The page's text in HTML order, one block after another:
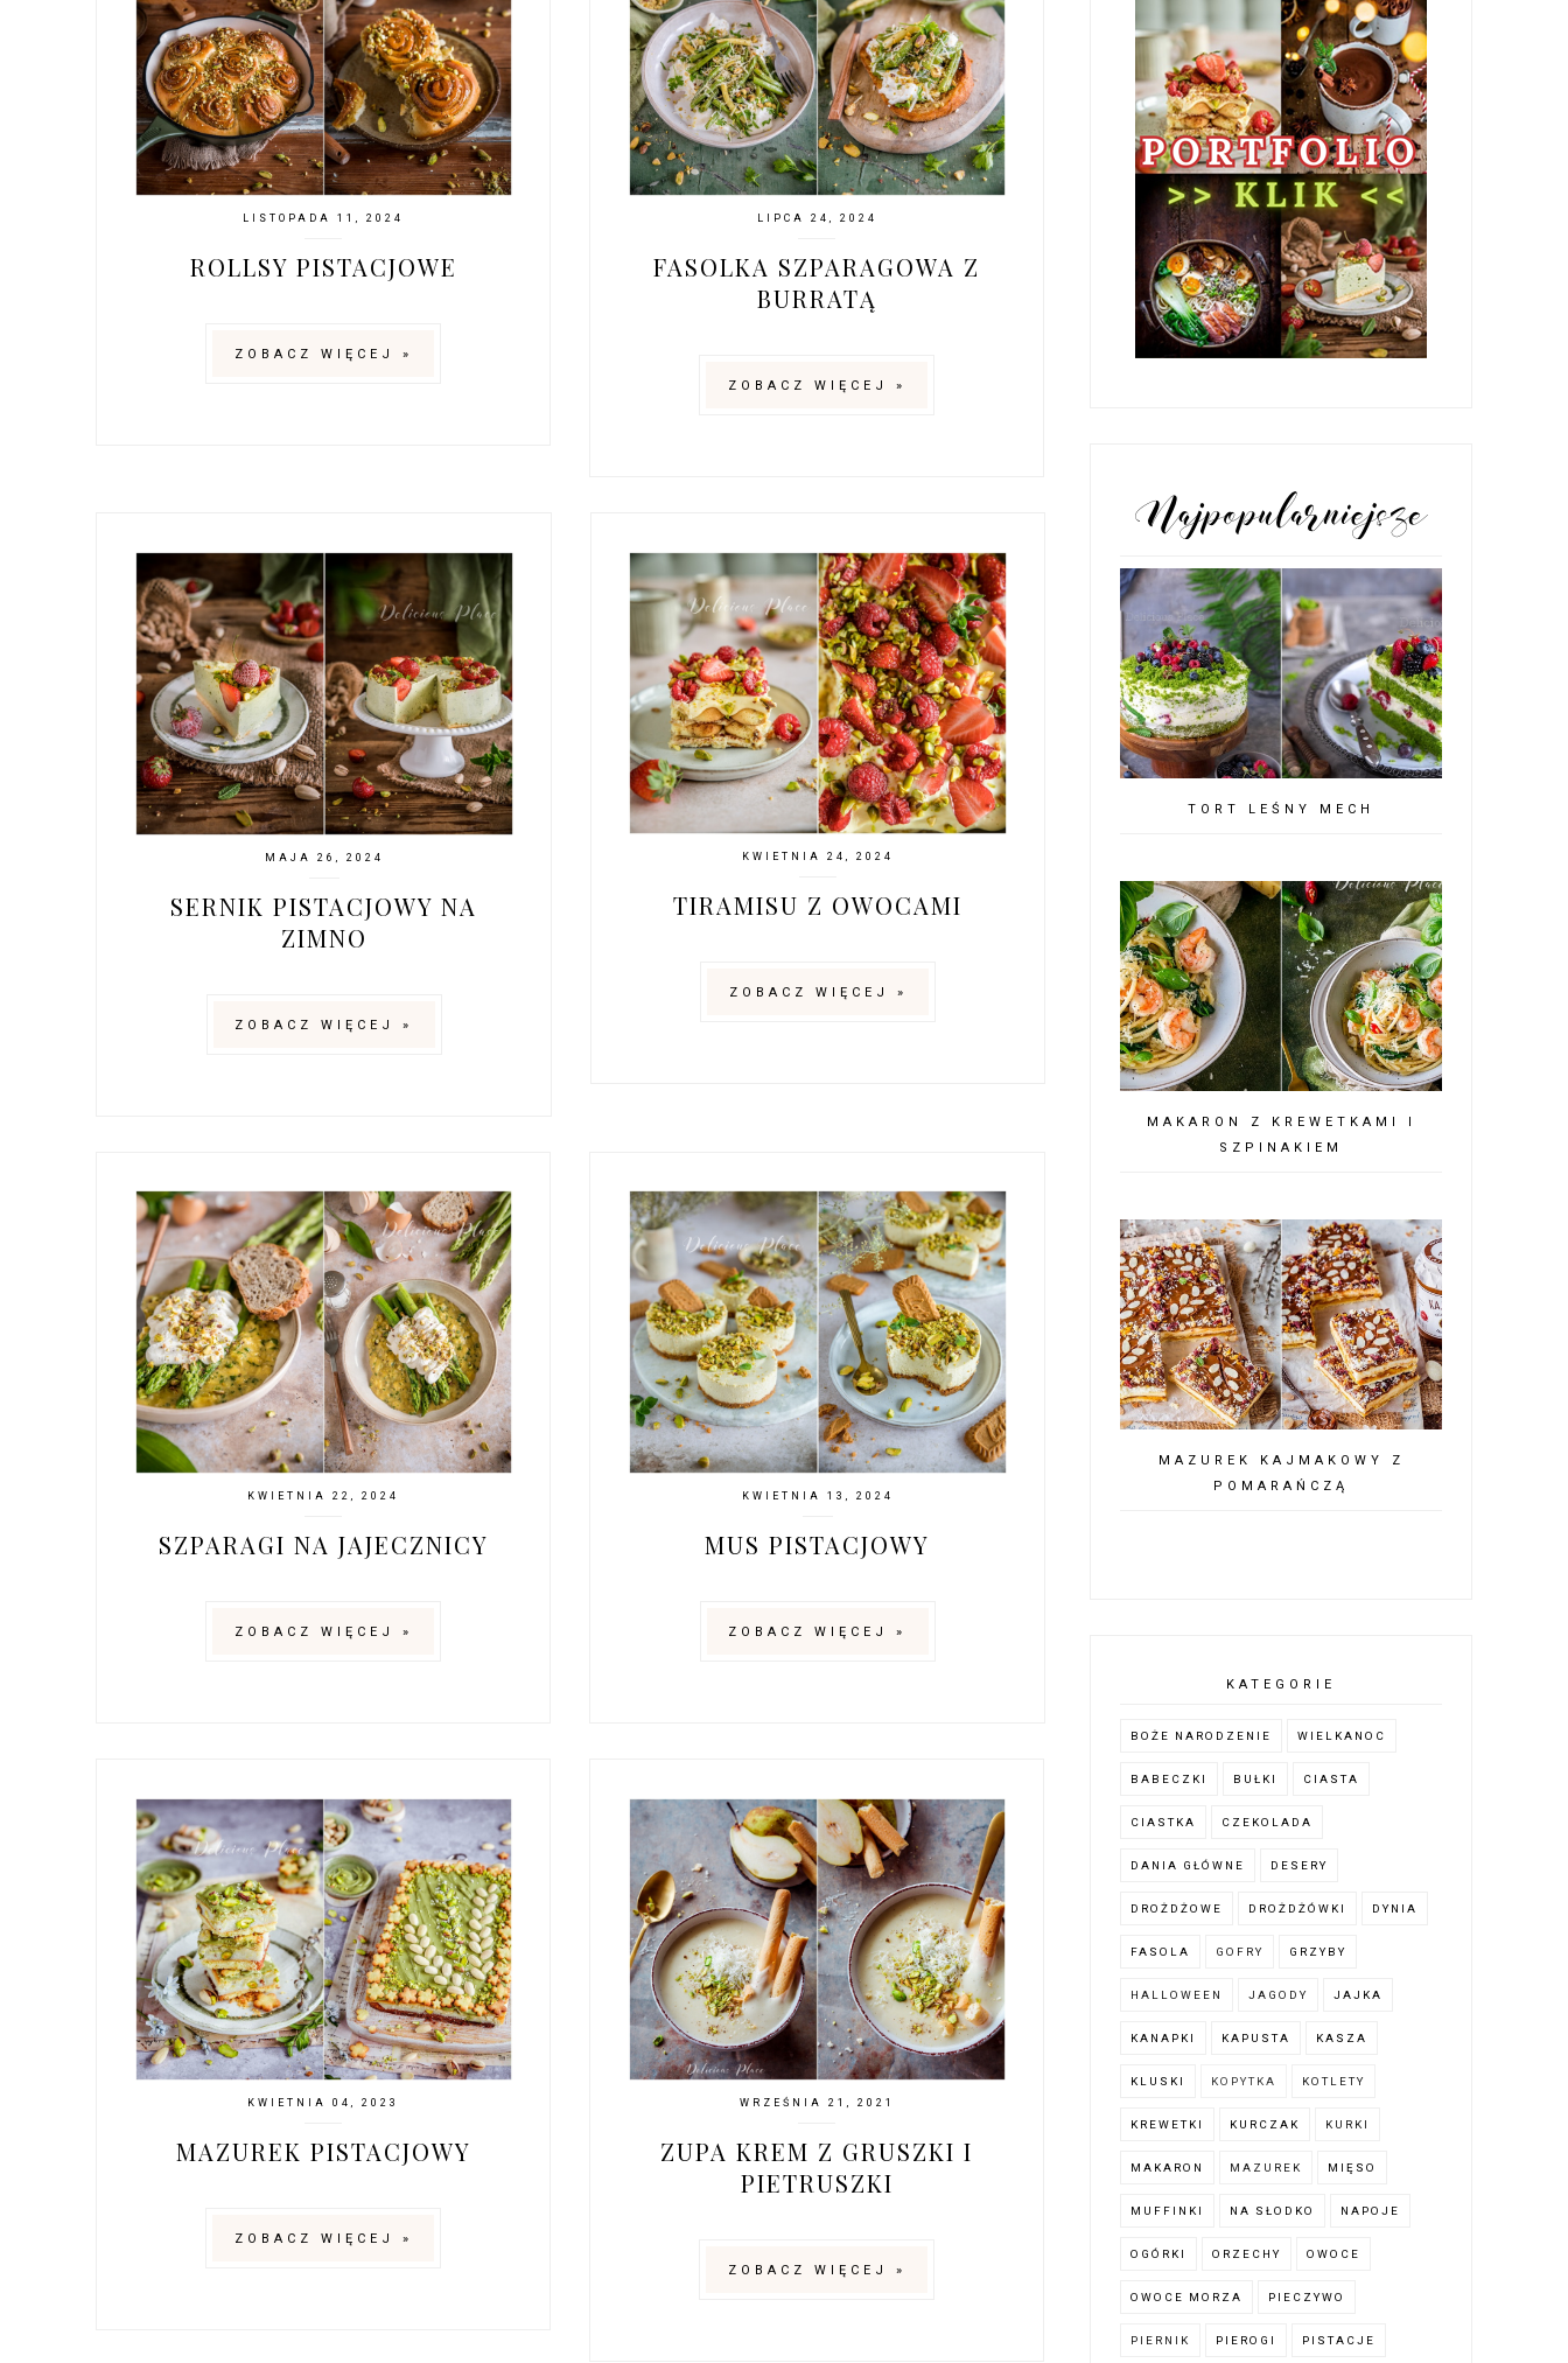
LISTOPADA 11, 2024
ROLLSY PISTACJOWE
ZOBACZ WIĘCEJ »
LIPCA 24, 2024
FASOLKA SZPARAGOWA Z
BURRATĄ
ZOBACZ WIĘCEJ »
MAJA 26, 2024
SERNIK PISTACJOWY NA
ZIMNO
ZOBACZ WIĘCEJ »
KWIETNIA 24, 2024
TIRAMISU Z OWOCAMI
ZOBACZ WIĘCEJ »
KWIETNIA 22, 2024
SZPARAGI NA JAJECZNICY
ZOBACZ WIĘCEJ »
KWIETNIA 13, 2024
MUS PISTACJOWY
ZOBACZ WIĘCEJ »
KWIETNIA 04, 2023
MAZUREK PISTACJOWY
ZOBACZ WIĘCEJ »
WRZEŚNIA 21, 2021
ZUPA KREM Z GRUSZKI I
PIETRUSZKI
ZOBACZ WIĘCEJ »
POPULARNE POSTY
TORT LEŚNY MECH
MAKARON Z KREWETKAMI I
SZPINAKIEM
MAZUREK KAJMAKOWY Z
POMARAŃCZĄ
KATEGORIE
BOŻE NARODZENIE WIELKANOC
BABECZKI BUŁKI CIASTA
CIASTKA CZEKOLADA
DANIA GŁÓWNE DESERY
DROŻDŻOWE DROŻDŻÓWKI DYNIA
FASOLA GOFRY GRZYBY
HALLOWEEN JAGODY JAJKA
KANAPKI KAPUSTA KASZA
KLUSKI KOPYTKA KOTLETY
KREWETKI KURCZAK KURKI
MAKARON MAZUREK MIĘSO
MUFFINKI NA SŁODKO NAPOJE
OGÓRKI ORZECHY OWOCE
OWOCE MORZA PIECZYWO
PIERNIK PIEROGI PISTACJE